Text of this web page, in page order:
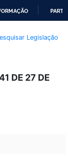
Legislação
DE 27 DE